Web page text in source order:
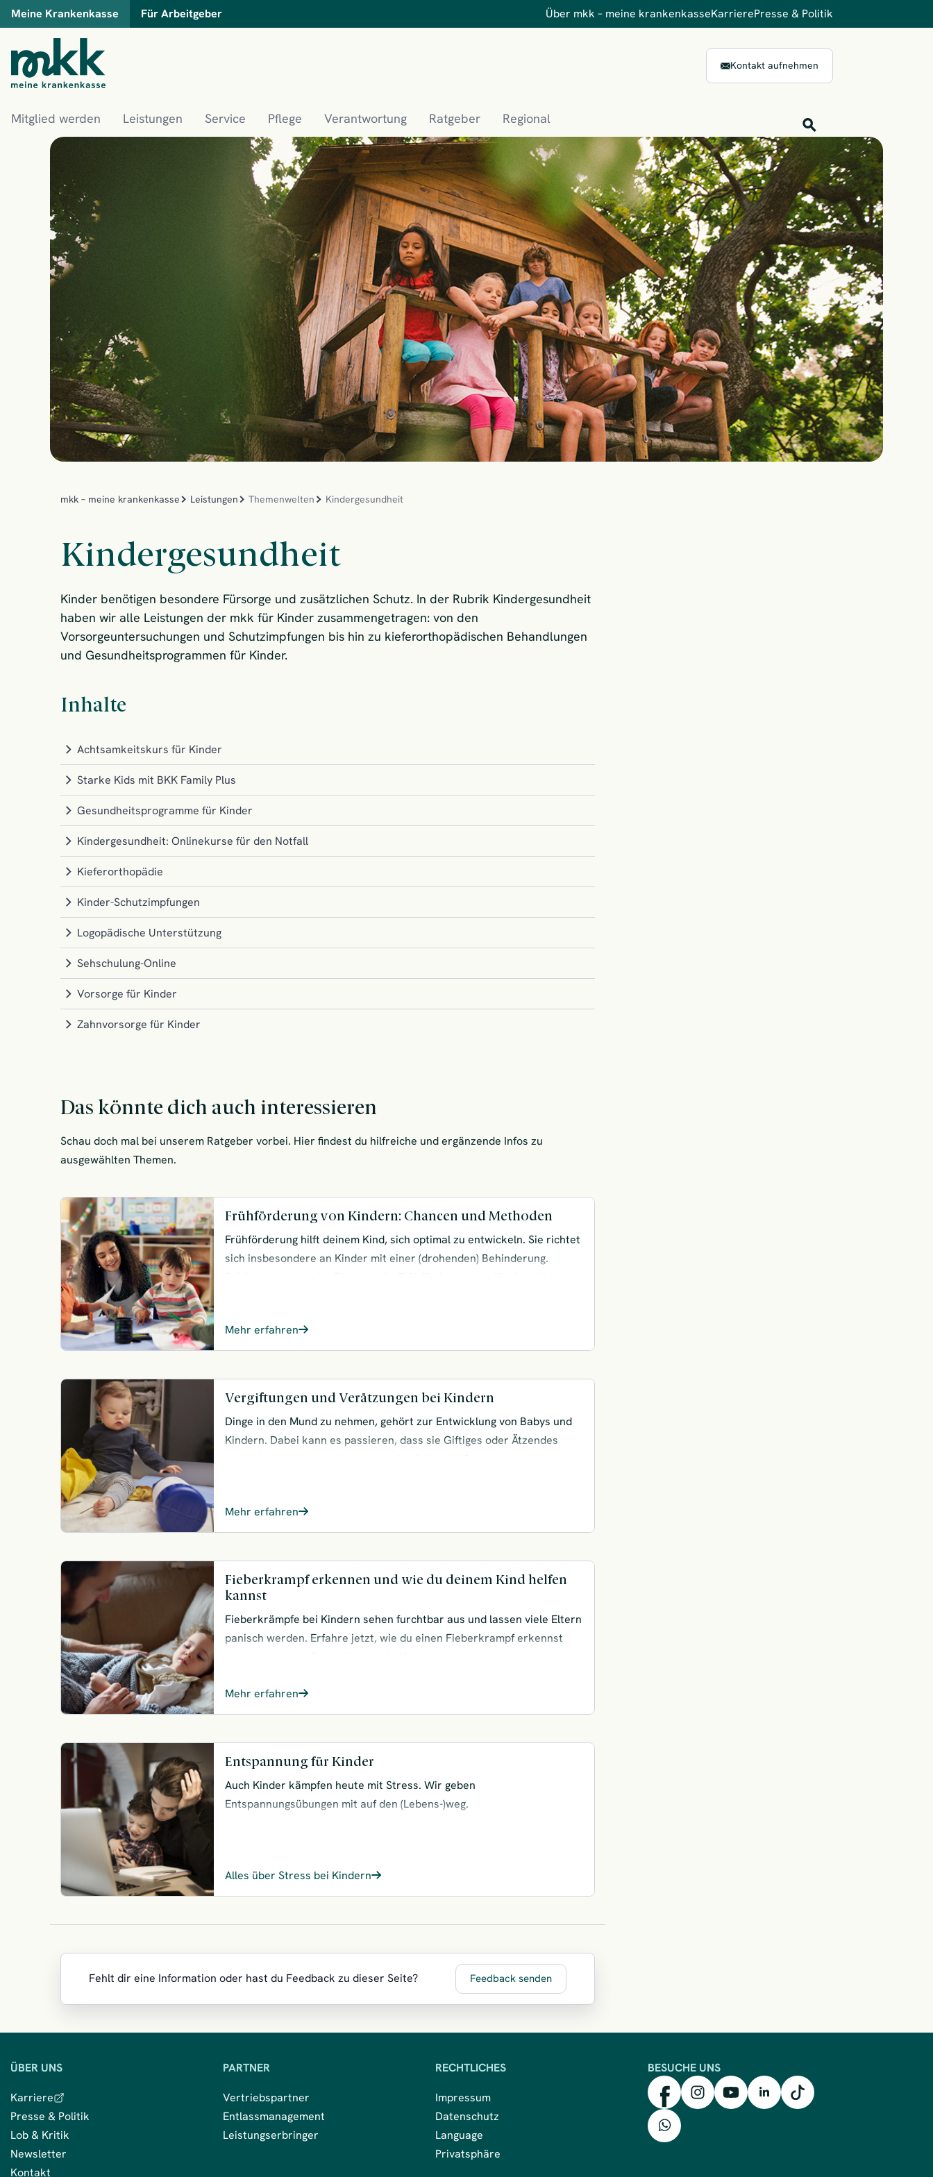
Meine Krankenkasse Für Arbeitgeber Über mkk – meine krankenkasseKarrierePresse & Politik
Kontakt aufnehmen
Finden
Mitglied werden Leistungen Service Pflege Verantwortung Ratgeber Regional
mkk – meine krankenkasse Leistungen Themenwelten Kindergesundheit
Kindergesundheit
Kinder benötigen besondere Fürsorge und zusätzlichen Schutz. In der Rubrik Kindergesundheit
haben wir alle Leistungen der mkk für Kinder zusammengetragen: von den
Vorsorgeuntersuchungen und Schutzimpfungen bis hin zu kieferorthopädischen Behandlungen
und Gesundheitsprogrammen für Kinder.
Inhalte
Achtsamkeitskurs für Kinder
Starke Kids mit BKK Family Plus
Gesundheitsprogramme für Kinder
Kindergesundheit: Onlinekurse für den Notfall
Kieferorthopädie
Kinder-Schutzimpfungen
Logopädische Unterstützung
Sehschulung-Online
Vorsorge für Kinder
Zahnvorsorge für Kinder
Das könnte dich auch interessieren
Schau doch mal bei unserem Ratgeber vorbei. Hier findest du hilfreiche und ergänzende Infos zu
ausgewählten Themen.
Frühförderung von Kindern: Chancen und Methoden
Frühförderung hilft deinem Kind, sich optimal zu entwickeln. Sie richtet
sich insbesondere an Kinder mit einer (drohenden) Behinderung.
Mehr erfahren
Vergiftungen und Verätzungen bei Kindern
Dinge in den Mund zu nehmen, gehört zur Entwicklung von Babys und
Kindern. Dabei kann es passieren, dass sie Giftiges oder Ätzendes
Mehr erfahren
Fieberkrampf erkennen und wie du deinem Kind helfen
kannst
Fieberkrämpfe bei Kindern sehen furchtbar aus und lassen viele Eltern
panisch werden. Erfahre jetzt, wie du einen Fieberkrampf erkennst
Mehr erfahren
Entspannung für Kinder
Auch Kinder kämpfen heute mit Stress. Wir geben
Entspannungsübungen mit auf den (Lebens-)weg.
Alles über Stress bei Kindern
Fehlt dir eine Information oder hast du Feedback zu dieser Seite? Feedback senden
sind
für
dich
da
BESUCHE UNS
mkk auf Facebook
mkk auf Instagram
mkk auf YouTube
mkk auf LinkedIn
mkk auf TikTok
mkk auf WhatsApp
ÜBER UNS
Karriere
Presse & Politik
Lob & Kritik
Newsletter
Kontakt
PARTNER
Vertriebspartner
Entlassmanagement
Leistungserbringer
RECHTLICHES
Impressum
Datenschutz
Language
Privatsphäre